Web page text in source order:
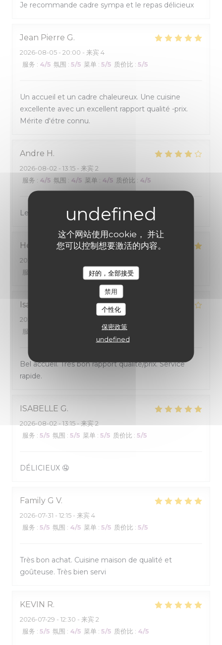
这个网站使用cookie， 并让
您可以控制想要激活的内容。
好的，全部接受
禁用
个性化
保密政策
undefined
Je recommande cadre sympa et le repas délicieux
Jean Pierre G
2026-08-05 - 20:00 - 来宾 4
服务 : 4/5 氛围 : 5/5 菜单 : 5/5 质价比 : 5/5
Un accueil et un cadre chaleureux. Une cuisine
excellente avec un excellent rapport qualité -prix.
Mérite d'étre connu.
Andre H
2026-08-02 - 13:15 - 来宾 2
服务 : 4/5 氛围 : 4/5 菜单 : 4/5 质价比 : 4/5
Le cadre est agréable et les menus sont bien
Henri
2026-08-01
服务
菜单: /5 质价比
Isabelle
2026-08-01
服务
4/5 质价比
Bel accueil. Très bon rapport qualité/prix. Service
rapide.
ISABELLE G
2026-08-02 - 13:15 - 来宾 2
服务 : 5/5 氛围 : 5/5 菜单 : 5/5 质价比 : 5/5
DÉLICIEUX 🤤
Family G V
2026-07-31 - 12:15 - 来宾 4
服务 : 5/5 氛围 : 4/5 菜单 : 5/5 质价比 : 5/5
Très bon achat. Cuisine maison de qualité et
goûteuse. Très bien servi
KEVIN R
2026-07-29 - 12:30 - 来宾 2
服务 : 5/5 氛围 : 4/5 菜单 : 5/5 质价比 : 4/5